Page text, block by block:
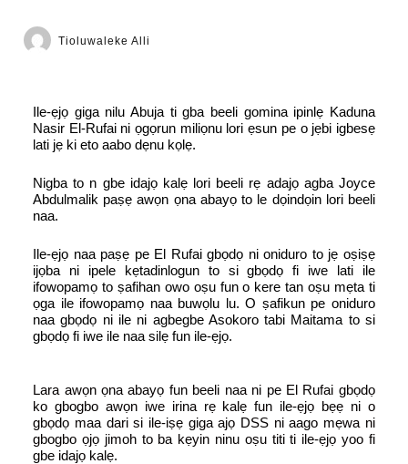
Tioluwaleke Alli
Ile-ẹjọ giga nilu Abuja ti gba beeli gomina ipinlẹ Kaduna
Nasir El-Rufai ni ọgọrun miliọnu lori ẹsun pe o jẹbi igbesẹ
lati jẹ ki eto aabo dẹnu kọlẹ.
Nigba to n gbe idajọ kalẹ lori beeli rẹ adajọ agba Joyce
Abdulmalik paṣẹ awọn ọna abayọ to le dọindọin lori beeli
naa.
Ile-ẹjọ naa paṣẹ pe El Rufai gbọdọ ni oniduro to jẹ oṣiṣẹ
ijọba ni ipele kẹtadinlogun to si gbọdọ fi iwe lati ile
ifowopamọ to ṣafihan owo oṣu fun o kere tan oṣu mẹta ti
ọga ile ifowopamọ naa buwọlu lu. O ṣafikun pe oniduro
naa gbọdọ ni ile ni agbegbe Asokoro tabi Maitama to si
gbọdọ fi iwe ile naa silẹ fun ile-ẹjọ.
Lara awọn ọna abayọ fun beeli naa ni pe El Rufai gbọdọ
ko gbogbo awọn iwe irina rẹ kalẹ fun ile-ẹjọ bẹẹ ni o
gbọdọ maa dari si ile-iṣẹ giga ajọ DSS ni aago mẹwa ni
gbogbo ọjọ jimoh to ba kẹyin ninu oṣu titi ti ile-ẹjọ yoo fi
gbe idajọ kalẹ.